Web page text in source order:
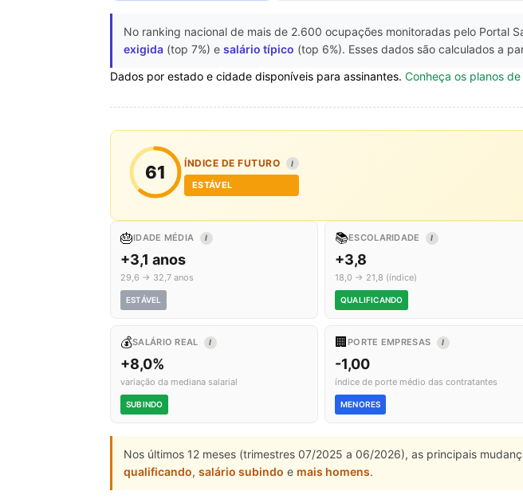
No ranking nacional de mais de 2.600 ocupações monitoradas pelo Portal
exigida (top 7%) e salário típico (top 6%). Esses dados são calculados a
Dados por estado e cidade disponíveis para assinantes. Conheça os planos
61 ÍNDICE DE FUTURO I
ESTÁVEL
🎂IDADE MÉDIA I
+3,1 anos
29,6 → 32,7 anos
ESTÁVEL
📚ESCOLARIDADE I
+3,8
18,0 → 21,8 (índice)
QUALIFICANDO
💰SALÁRIO REAL I
+8,0%
variação da mediana salarial
SUBINDO
🏢 PORTE EMPRESAS I
-1,00
índice de porte médio das contratantes
MENORES
Nos últimos 12 meses (trimestres 07/2025 a 06/2026), as principais
qualificando, salário subindo e mais homens.